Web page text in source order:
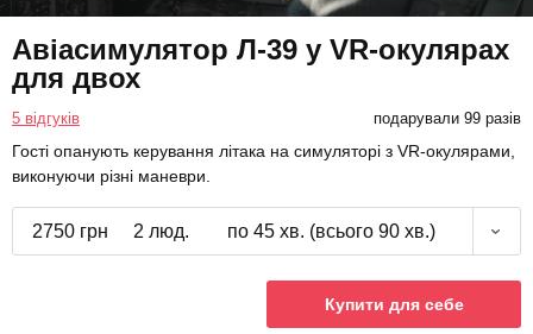
Авіасимулятор Л-39 у VR-окулярах
для двох
5 відгуків подарували 99 разів
Гості опанують керування літака на симуляторі з VR-окулярами,
виконуючи різні маневри.
2750 грн 2 люд. по 45 хв. (всього 90 хв.)
Купити для себе